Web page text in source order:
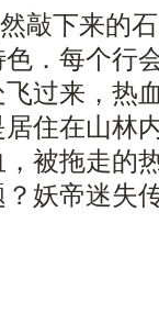
敲下来的
．每个行
过来，热
住在山林
被拖走的
妖帝迷失